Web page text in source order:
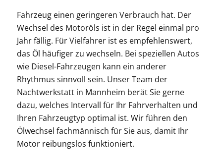
Fahrzeug einen geringeren Verbrauch hat. Der
Wechsel des Motoröls ist in der Regel einmal pro
Jahr fällig. Für Vielfahrer ist es empfehlenswert,
das Öl häufiger zu wechseln. Bei speziellen Autos
wie Diesel-Fahrzeugen kann ein anderer
Rhythmus sinnvoll sein. Unser Team der
Nachtwerkstatt in Mannheim berät Sie gerne
dazu, welches Intervall für Ihr Fahrverhalten und
Ihren Fahrzeugtyp optimal ist. Wir führen den
Ölwechsel fachmännisch für Sie aus, damit Ihr
Motor reibungslos funktioniert.